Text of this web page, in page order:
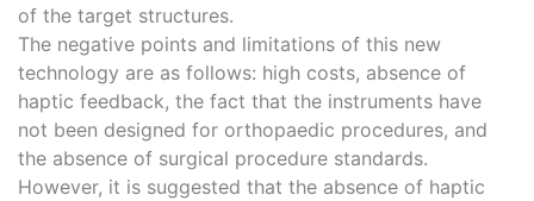
of the target structures.
The negative points and limitations of this new
technology are as follows: high costs, absence of
haptic feedback, the fact that the instruments have
not been designed for orthopaedic procedures, and
the absence of surgical procedure standards.
However, it is suggested that the absence of haptic